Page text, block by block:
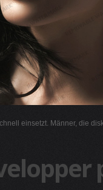
einsetzt. Männer, die